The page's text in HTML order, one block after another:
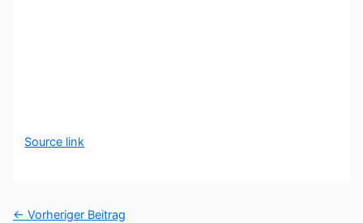
Source link
← Vorheriger Beitrag